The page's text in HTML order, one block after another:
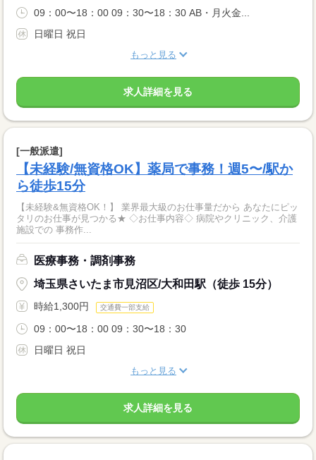
09：00〜18：00 09：30〜18：30 AB・月火金...
日曜日 祝日
もっと見る
求人詳細を見る
[一般派遣]
【未経験/無資格OK】薬局で事務！週5〜/駅か
ら徒歩15分
【未経験&無資格OK！】 業界最大級のお仕事量だから あなたにピッ
タリのお仕事が見つかる★ ◇お仕事内容◇ 病院やクリニック、介護
施設での 事務作...
医療事務・調剤事務
埼玉県さいたま市見沼区/大和田駅（徒歩 15分）
時給1,300円 交通費一部支給
09：00〜18：00 09：30〜18：30
日曜日 祝日
もっと見る
求人詳細を見る